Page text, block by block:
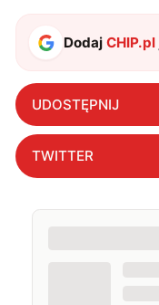
DodajCHIP.pl
UDOSTĘPNIJ
TWITTER